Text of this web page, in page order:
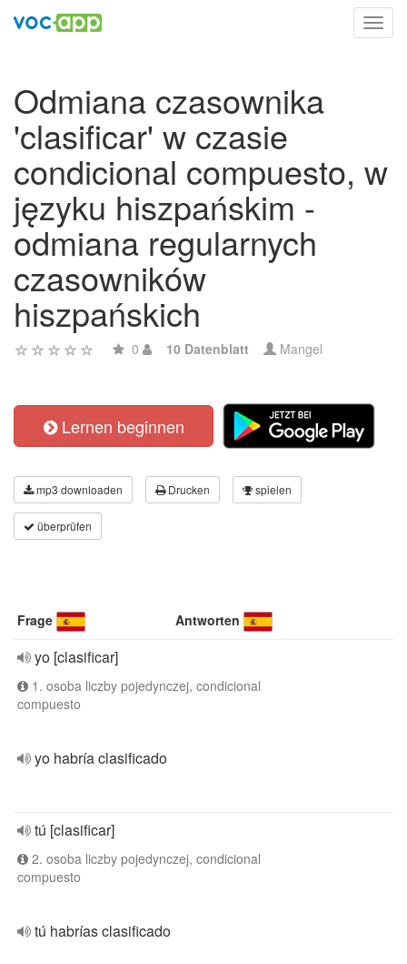
Odmiana czasownika
'clasificar' w czasie
condicional compuesto, w
języku hiszpańskim -
odmiana regularnych
czasowników
hiszpańskich
0 10 Datenblatt Mangel
Lernen beginnen
mp3 downloaden Drucken spielen
überprüfen
Frage Antworten
yo [clasificar]
1. osoba liczby pojedynczej, condicional
compuesto
yo habría clasificado
tú [clasificar]
2. osoba liczby pojedynczej, condicional
compuesto
tú habrías clasificado